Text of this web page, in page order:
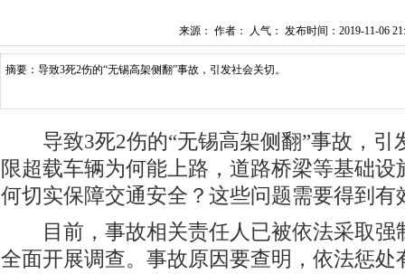
来源： 作者： 人气： 发布时间：2019-11-06
摘要：导致3死2伤的“无锡高架侧翻”事故，引发社会关切。
导致3死2伤的“无锡高架侧翻”事故，引
限超载车辆为何能上路，道路桥梁等基础
何切实保障交通安全？这些问题需要得到有
目前，事故相关责任人已被依法采取强
全面开展调查。事故原因要查明，依法惩处